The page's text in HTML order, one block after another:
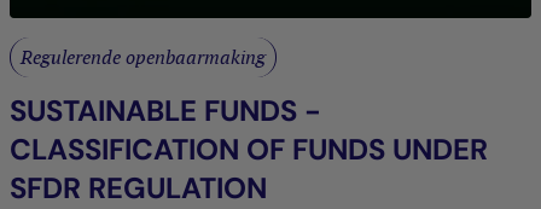
Regulerende openbaarmaking
SUSTAINABLE FUNDS -
CLASSIFICATION OF FUNDS UNDER
SFDR REGULATION